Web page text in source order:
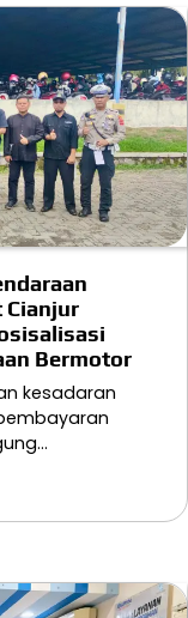
Cianjur
Bermotor
kesadaran